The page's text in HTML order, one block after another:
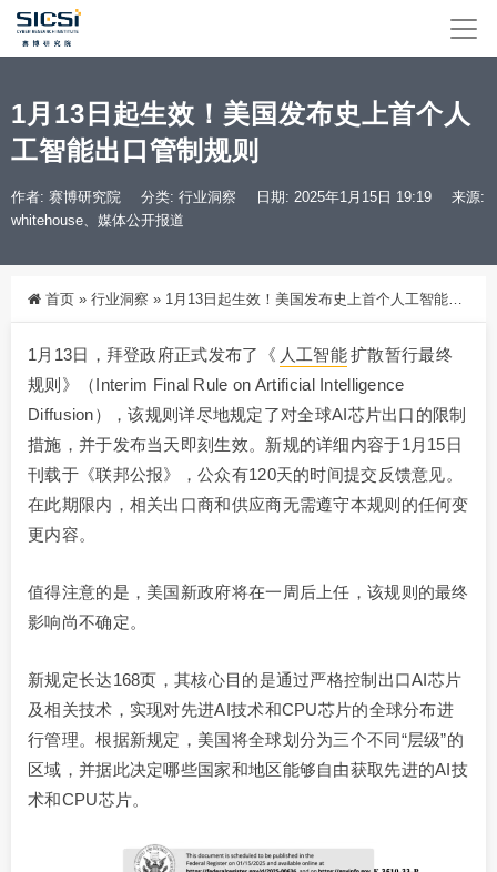
1月13日起生效！美国发布史上首个人
工智能出口管制规则
作者: 赛博研究院 分类: 行业洞察 日期: 2025年1月15日 19:19
来源:
whitehouse、媒体公开报道
首页 » 行业洞察 » 1月13日起生效！美国发布史上首个人工智能出口管制规则
1月13日，拜登政府正式发布了《 人工智能扩散暂行最终
规则》（Interim Final Rule on Artificial Intelligence
Diffusion），该规则详尽地规定了对全球AI芯片出口的限制
措施，并于发布当天即刻生效。新规的详细内容于1月15日
刊载于《联邦公报》，公众有120天的时间提交反馈意见。
在此期限内，相关出口商和供应商无需遵守本规则的任何变
更内容。
值得注意的是，美国新政府将在一周后上任，该规则的最终
影响尚不确定。
新规定长达168页，其核心目的是通过严格控制出口AI芯片
及相关技术，实现对先进AI技术和CPU芯片的全球分布进
行管理。根据新规定，美国将全球划分为三个不同“层级”的
区域，并据此决定哪些国家和地区能够自由获取先进的AI技
术和CPU芯片。